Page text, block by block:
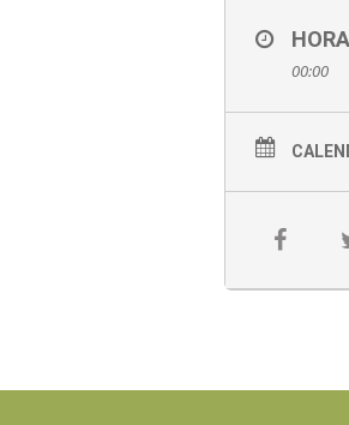
00:00